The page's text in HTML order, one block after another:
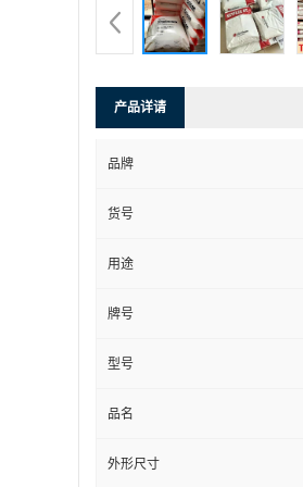
产品详请
品牌
货号
用途
牌号
型号
品名
外形尺寸